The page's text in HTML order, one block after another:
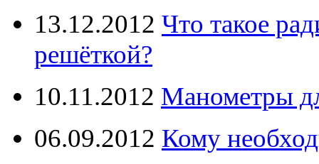
13.12.2012 Что такое
решёткой?
10.11.2012 Манометры
06.09.2012 Кому